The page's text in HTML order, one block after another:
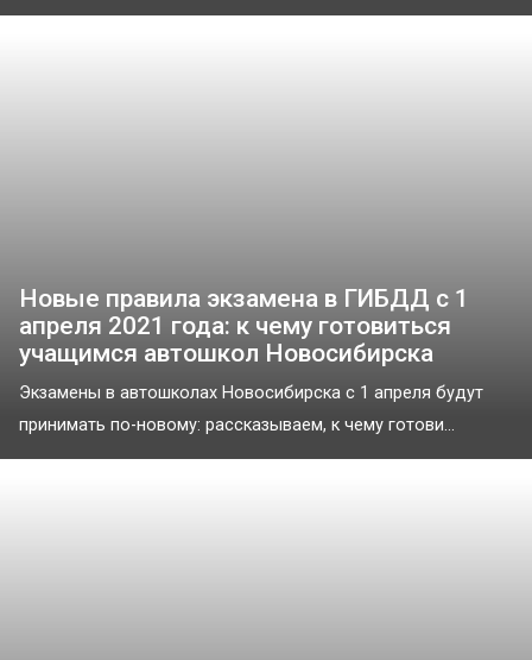
Новые правила экзамена в ГИБДД с 1
апреля 2021 года: к чему готовиться
учащимся автошкол Новосибирска
Экзамены в автошколах Новосибирска с 1 апреля будут
принимать по-новому: рассказываем, к чему готови...